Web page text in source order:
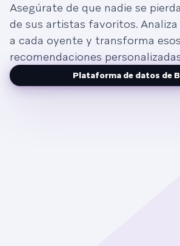
Asegúrate de que nadie se
de sus artistas favoritos.
a cada oyente y transforma
recomendaciones
Plataforma de datos de